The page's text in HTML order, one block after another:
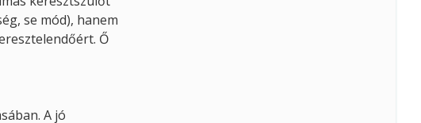
se mód), hanem
Ő
A jó